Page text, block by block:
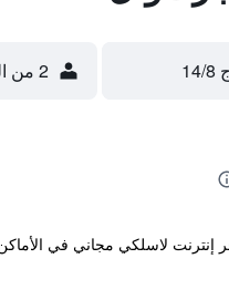
ج 14/8 2 من الضيوف، غرفة واحدة
إنترنت لاسلكي مجاني في